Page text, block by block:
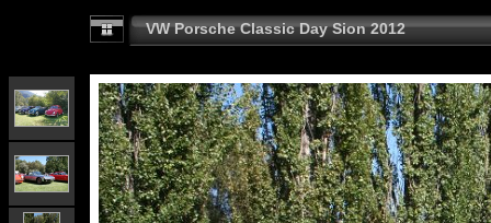
VW Porsche Classic Day Sion 2012